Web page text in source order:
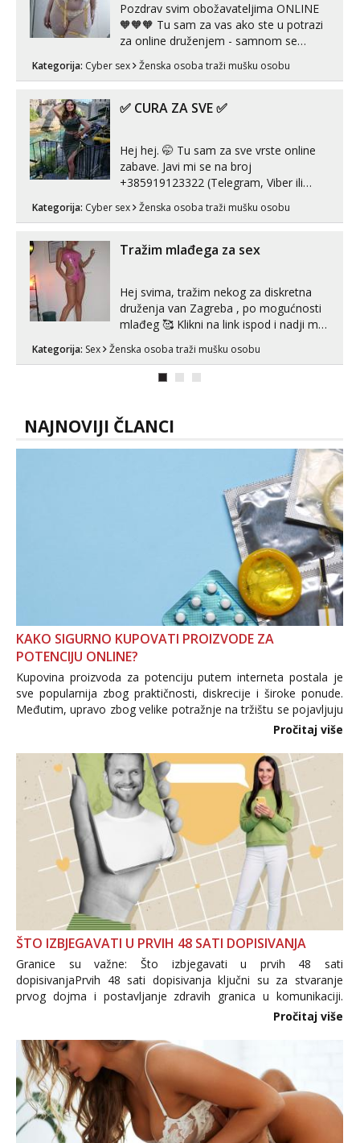
Pozdrav svim obožavateljima ONLINE
🧡🧡🧡 Tu sam za vas ako ste u potrazi
za online druženjem - samnom se
možete zabaviti preko videopoziva, ili
ako vam nisam dovoljna radim i u paru i
😉 Radim i vruća tipkanja uz slike i hot
Kategorija: Cyber sex Ženska osoba traži mušku osobu
✅ CURA ZA SVE ✅
Hej hej. 🤭 Tu sam za sve vrste online
zabave. Javi mi se na broj
+385919123322 (Telegram, Viber ili
Whatsapp). 🤙 NE javljaj se na uzivo.
Hvala.
Kategorija: Cyber sex Ženska osoba traži mušku osobu
Tražim mlađega za sex
Hej svima, tražim nekog za diskretna
druženja van Zagreba , po mogućnosti
mlađeg 🥰 Klikni na link ispod i nadji me
Kategorija: Sex Ženska osoba traži mušku osobu
NAJNOVIJI ČLANCI
KAKO SIGURNO KUPOVATI PROIZVODE ZA
POTENCIJU ONLINE?
Kupovina proizvoda za potenciju putem interneta postala je
sve popularnija zbog praktičnosti, diskrecije i široke ponude.
Međutim, upravo zbog velike potražnje na tržištu se pojavljuju
i brojni krivotvoreni proizvodi, nepouzdane internetske
Pročitaj više
ŠTO IZBJEGAVATI U PRVIH 48 SATI DOPISIVANJA
Granice su važne: Što izbjegavati u prvih 48 sati
dopisivanjaPrvih 48 sati dopisivanja ključni su za stvaranje
prvog dojma i postavljanje zdravih granica u komunikaciji.
Važno je izbjeći prebrzo otkrivanje osobnih ili intimnih
povjerenje. Takođe...
Pročitaj više